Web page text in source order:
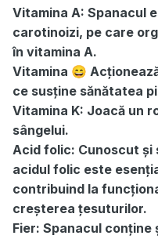
Vitamina A: Spanacul
carotinoizi, pe care
în vitamina A.
Vitamina 😄
ce susține sănătatea
Vitamina K: Joacă un
sângelui.
Acid folic: Cunoscut și
acidul folic este
contribuind la
creșterea țesuturilor.
Fier: Spanacul